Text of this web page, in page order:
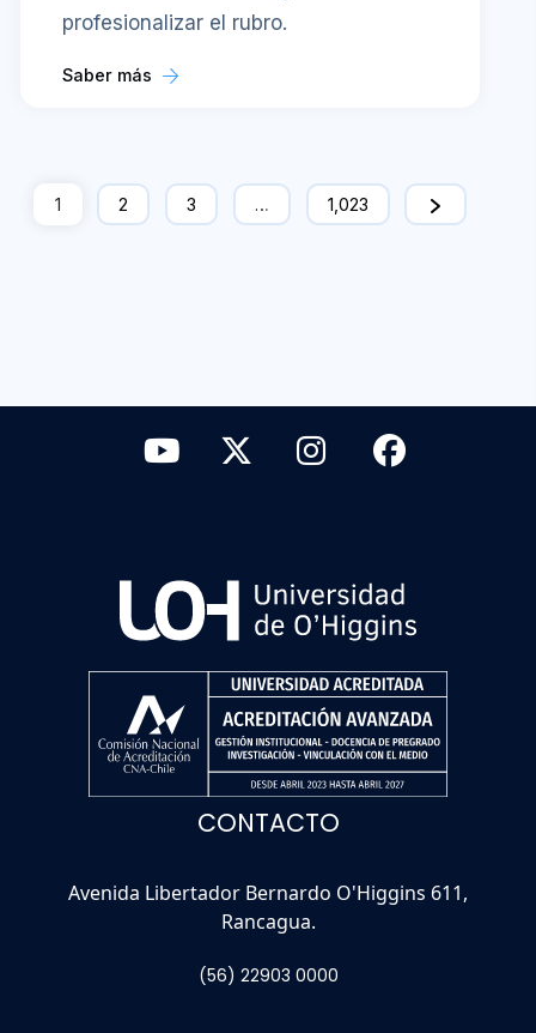
profesionalizar el rubro.
Saber más
1 2 3 … 1,023
CONTACTO
Avenida Libertador Bernardo O'Higgins 611,
Rancagua.
(56) 22903 0000